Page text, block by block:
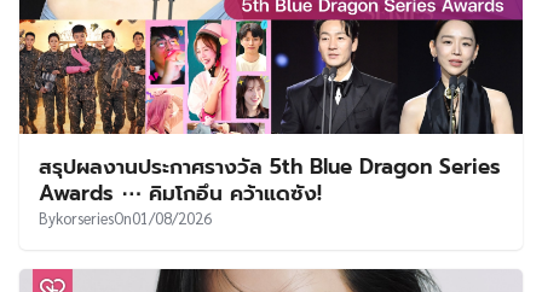
สรุปผลงานประกาศรางวัล 5th Blue Dragon Series
Awards ⋯ คิมโกอึน คว้าแดซัง!
BykorseriesOn01/08/2026